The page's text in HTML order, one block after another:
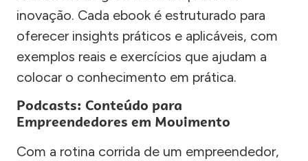
inovação. Cada ebook é estruturado para
oferecer insights práticos e aplicáveis, com
exemplos reais e exercícios que ajudam a
colocar o conhecimento em prática.
Podcasts: Conteúdo para
Empreendedores em Movimento
Com a rotina corrida de um empreendedor,